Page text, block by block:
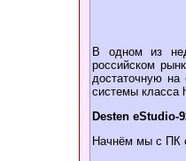
В одном из
российском
достаточную
системы класса
Desten eStudio-
Начнём мы с ПК